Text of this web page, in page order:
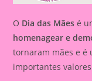
O Dia das Mães é
homenagear e
tornaram mães e
importantes